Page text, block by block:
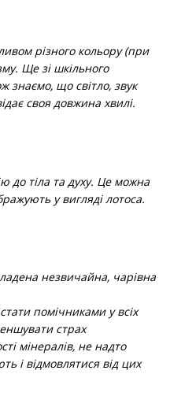
різного кольору (при
Ще зі шкільного
знаємо, що світло, звук
своя довжина хвилі.
до тіла та духу. Це можна
у вигляді лотоса.
незвичайна, чарівна
помічниками у всіх
страх
мінералів, не надто
і відмовлятися від цих